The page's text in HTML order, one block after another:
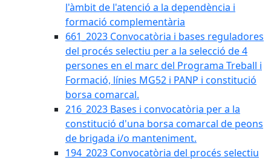
l'àmbit de l'atenció a la dependència i
formació complementària
661_2023 Convocatòria i bases reguladores
del procés selectiu per a la selecció de 4
persones en el marc del Programa Treball i
Formació, línies MG52 i PANP i constitució
borsa comarcal.
216_2023 Bases i convocatòria per a la
constitució d'una borsa comarcal de peons
de brigada i/o manteniment.
194_2023 Convocatòria del procés selectiu